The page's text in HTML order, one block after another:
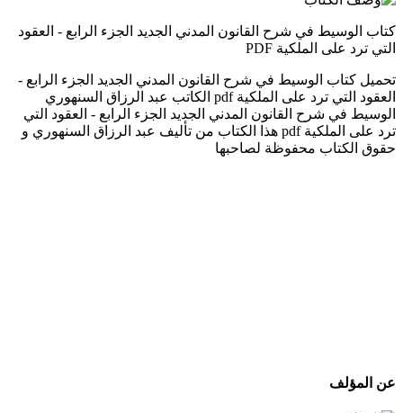
كتاب الوسيط في شرح القانون المدني الجديد الجزء الرابع - العقود
التي ترد على الملكية PDF
تحميل كتاب الوسيط في شرح القانون المدني الجديد الجزء الرابع -
العقود التي ترد على الملكية pdf الكاتب عبد الرزاق السنهوري
الوسيط في شرح القانون المدني الجديد الجزء الرابع - العقود التي
ترد على الملكية pdf هذا الكتاب من تأليف عبد الرزاق السنهوري و
حقوق الكتاب محفوظة لصاحبها
عن المؤلف